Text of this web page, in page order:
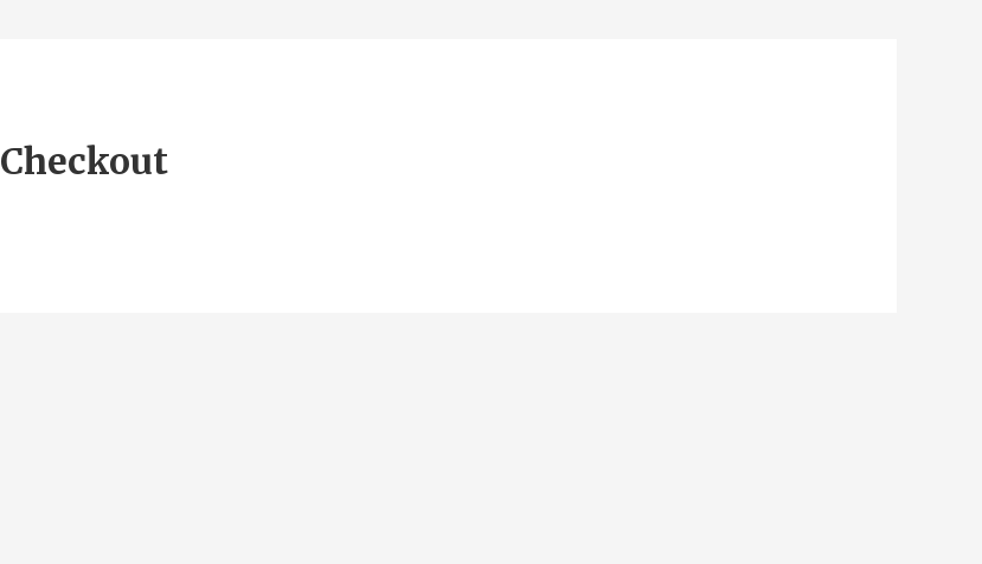
Checkout